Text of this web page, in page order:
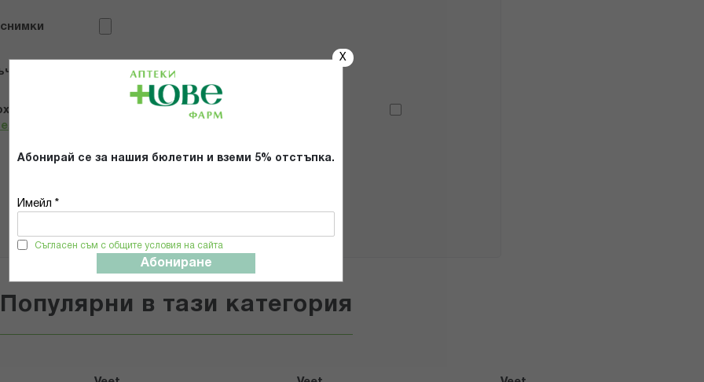
X
Абонирай се за нашия бюлетин и вземи 5% отстъпка.
Имейл *
Съгласен съм с общите условия на сайта
Абониране
продукта
и се съгласявам с
Общите условия и политиката за
Популярни в тази категория